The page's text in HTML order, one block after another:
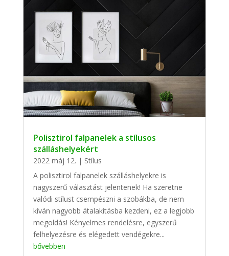
Polisztirol falpanelek a stílusos
szálláshelyekért
2022 máj 12. | Stílus
A polisztirol falpanelek szálláshelyekre is
nagyszerű választást jelentenek! Ha szeretne
valódi stílust csempészni a szobákba, de nem
kíván nagyobb átalakításba kezdeni, ez a legjobb
megoldás! Kényelmes rendelésre, egyszerű
felhelyezésre és elégedett vendégekre...
bővebben